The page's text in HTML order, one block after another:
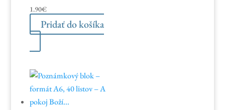
1.90€
Pridať do košíka